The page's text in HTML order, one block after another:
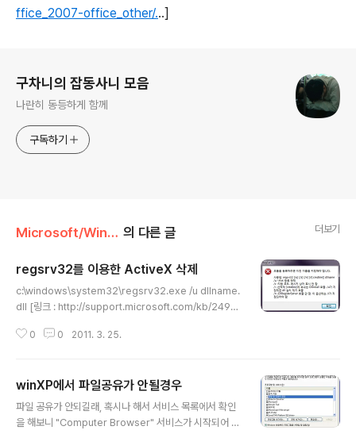
ffice_2007-office_other/...]
구차니의 잡동사니 모음
나란히 동등하게 함께
구독하기
Microsoft/Windows 의 다른 글 더보기
regsrv32를 이용한 ActiveX 삭제
c:\windows\system32\regsrv32.exe /u dllname.
dll [링크 : http://support.microsoft.com/kb/2498
\regsrv32.exe /u dllname.dll [링크 : http://suppor
0 0 2011. 3. 25.
winXP에서 파일공유가 안될경우
파일 공유가 안되길래, 혹시나 해서 서비스 목록에서 확인
을 해보니 "Computer Browser" 서비스가 시작되어 있